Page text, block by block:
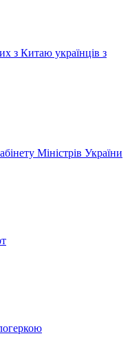
з Китаю українців з
Міністрів України